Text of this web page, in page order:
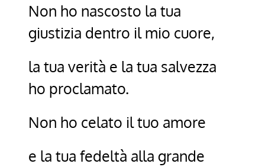
Non ho nascosto la tua
giustizia dentro il mio cuore,
la tua verità e la tua salvezza
ho proclamato.
Non ho celato il tuo amore
e la tua fedeltà alla grande